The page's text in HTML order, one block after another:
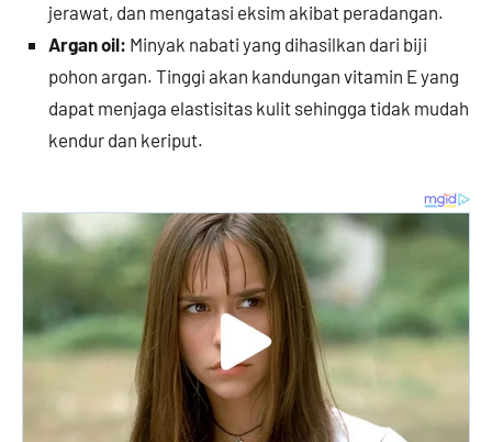
jerawat, dan mengatasi eksim akibat peradangan.
Argan oil: Minyak nabati yang dihasilkan dari biji
pohon argan. Tinggi akan kandungan vitamin E yang
dapat menjaga elastisitas kulit sehingga tidak mudah
kendur dan keriput.